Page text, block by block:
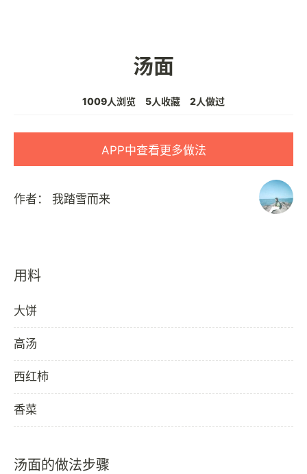
汤面
1009人浏览 5人收藏 2人做过
APP中查看更多做法
作者： 我踏雪而来
用料
大饼
高汤
西红柿
香菜
汤面的做法步骤